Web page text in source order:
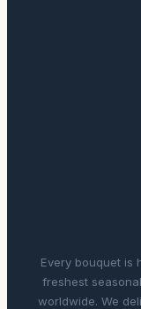
Every bouquet is
freshest
worldwide. We